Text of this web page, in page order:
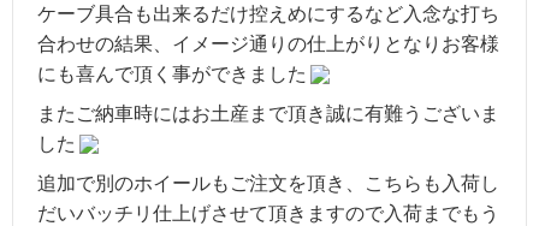
ケーブ具合も出来るだけ控えめにするなど入念な打ち
合わせの結果、イメージ通りの仕上がりとなりお客様
にも喜んで頂く事ができました
またご納車時にはお土産まで頂き誠に有難うございま
した
追加で別のホイールもご注文を頂き、こちらも入荷し
だいバッチリ仕上げさせて頂きますので入荷までもう